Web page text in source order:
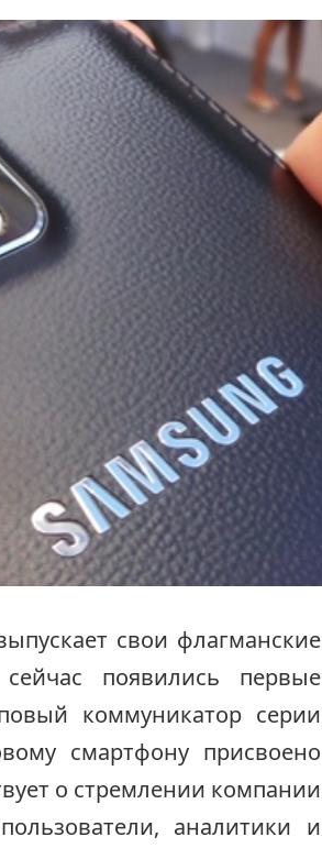
свои флагманские
появились первые
коммуникатор серии
смартфону присвоено
о стремлении компании
аналитики и